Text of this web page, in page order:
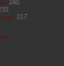
240
217